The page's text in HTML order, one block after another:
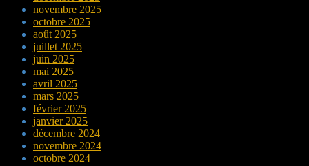
novembre 2025
octobre 2025
août 2025
juillet 2025
juin 2025
mai 2025
avril 2025
mars 2025
février 2025
janvier 2025
décembre 2024
novembre 2024
octobre 2024